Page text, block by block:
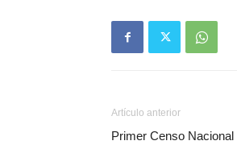
Artículo anterior
Primer Censo